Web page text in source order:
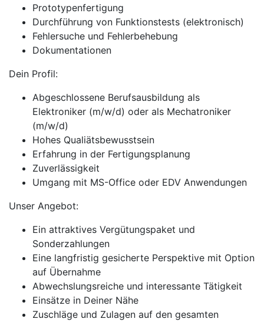
Prototypenfertigung
Durchführung von Funktionstests (elektronisch)
Fehlersuche und Fehlerbehebung
Dokumentationen
Dein Profil:
Abgeschlossene Berufsausbildung als
Elektroniker (m/w/d) oder als Mechatroniker
(m/w/d)
Hohes Qualiätsbewusstsein
Erfahrung in der Fertigungsplanung
Zuverlässigkeit
Umgang mit MS-Office oder EDV Anwendungen
Unser Angebot:
Ein attraktives Vergütungspaket und
Sonderzahlungen
Eine langfristig gesicherte Perspektive mit Option
auf Übernahme
Abwechslungsreiche und interessante Tätigkeit
Einsätze in Deiner Nähe
Zuschläge und Zulagen auf den gesamten